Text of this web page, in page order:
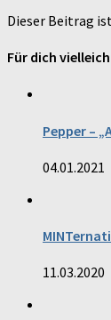
Dieser Beitrag
Für dich
Pepper –
04.01.2021
11.03.2020